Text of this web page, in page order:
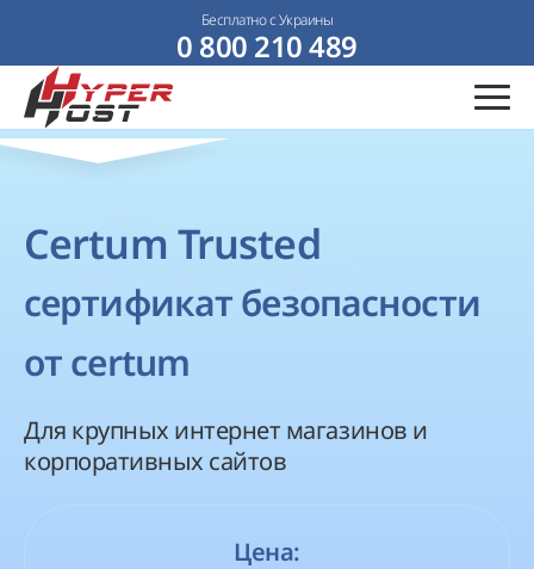
Бесплатно с Украины
0 800 210 489
Certum Trusted
сертификат безопасности
от certum
Для крупных интернет магазинов и
корпоративных сайтов
Цена: